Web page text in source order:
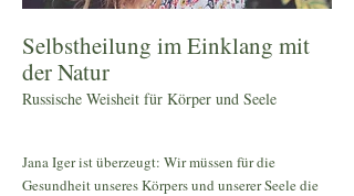
Selbstheilung im Einklang mit
der Natur
Russische Weisheit für Körper und Seele
Jana Iger ist überzeugt: Wir müssen für die
Gesundheit unseres Körpers und unserer Seele die